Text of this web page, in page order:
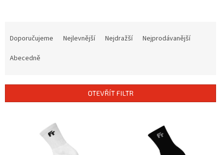
r
Doporučujeme Nejlevnější Nejdražší
Nejprodávanější
Abecedně
OTEVŘÍT FILTR